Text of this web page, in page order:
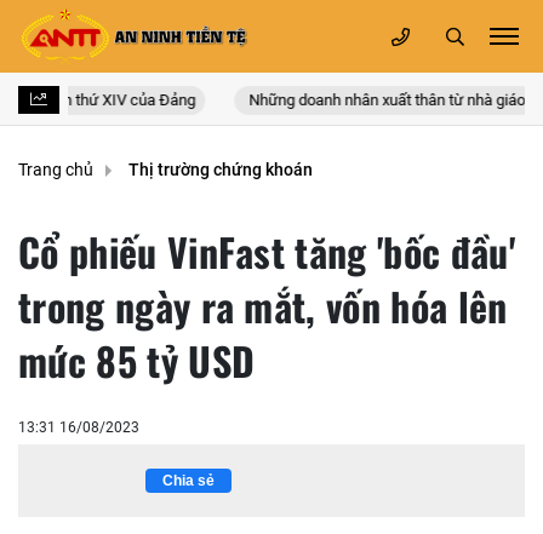
lần thứ XIV của Đảng Những doanh nhân xuất thân từ nhà giáo
Trang chủ Thị trường chứng khoán
Cổ phiếu VinFast tăng 'bốc đầu'
trong ngày ra mắt, vốn hóa lên
mức 85 tỷ USD
13:31 16/08/2023
Chia sẻ